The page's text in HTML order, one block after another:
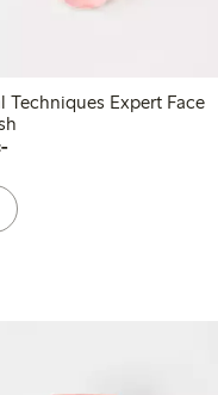
Techniques Expert Face
179,00 kr